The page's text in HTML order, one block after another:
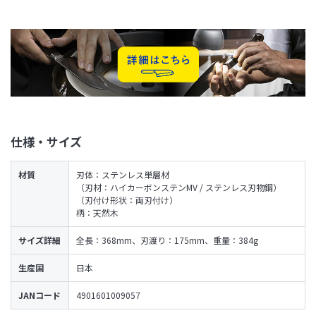
仕様・サイズ
材質
刃体：ステンレス単層材
（刃材：ハイカーボンステンMV / ステンレス刃物鋼）
（刃付け形状：両刃付け）
柄：天然木
サイズ詳細 全長：368mm、刃渡り：175mm、重量：384g
生産国 日本
JANコード 4901601009057